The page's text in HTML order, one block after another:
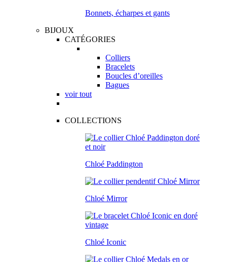
Bonnets, écharpes et gants
BIJOUX
CATÉGORIES
Colliers
Bracelets
Boucles d’oreilles
Bagues
voir tout
COLLECTIONS
Chloé Paddington
Chloé Mirror
Chloé Iconic